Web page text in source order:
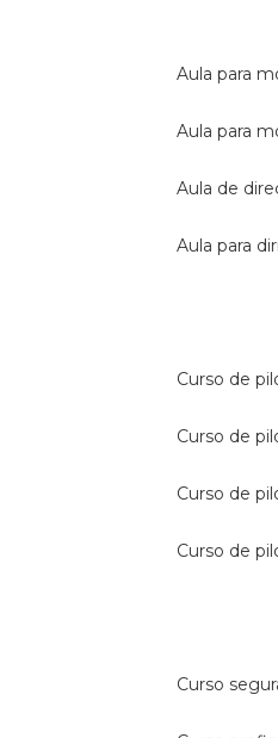
aula para
aula para
aula de
aula para
curso de
curso de
curso de
curso de
curso